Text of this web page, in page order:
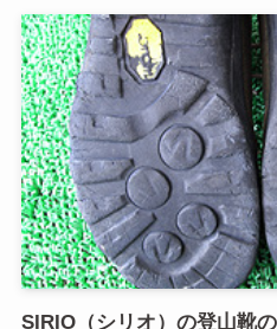
SIRIO（シリオ）の登山靴